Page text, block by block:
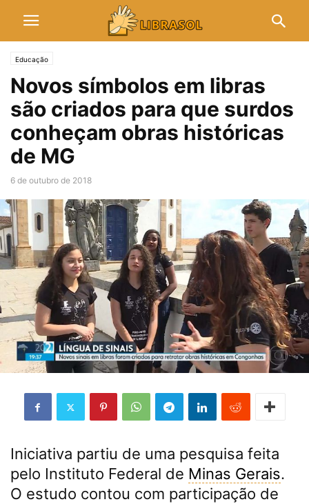
Educação
Novos símbolos em libras
são criados para que surdos
conheçam obras históricas
de MG
6 de outubro de 2018
Iniciativa partiu de uma pesquisa feita
pelo Instituto Federal de Minas Gerais.
O estudo contou com participação de